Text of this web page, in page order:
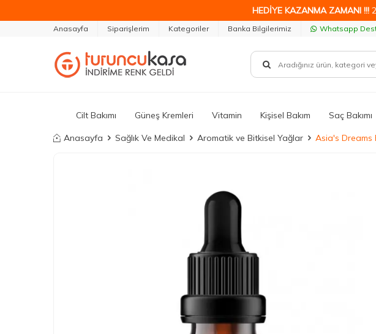
HEDİYE KAZANMA ZAMANI !!!
Anasayfa Siparişlerim Kategoriler Banka Bilgilerimiz Whatsapp
Cilt Bakımı Güneş Kremleri Vitamin Kişisel Bakım Saç Bakımı
Anasayfa Sağlık Ve Medikal Aromatik ve Bitkisel Yağlar Asia's Dreams